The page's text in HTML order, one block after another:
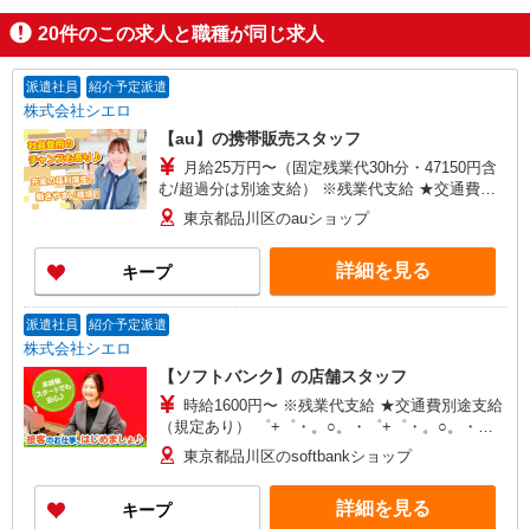
20件のこの求人と職種が同じ求人
派遣社員 紹介予定派遣
株式会社シエロ
【au】の携帯販売スタッフ
月給25万円〜（固定残業代30h分・47150円含
む/超過分は別途支給） ※残業代支給 ★交通費別
途支給（規定あり） ゜+゜・。○。・゜+゜・。
○。・゜+゜ 入社祝い金10万円支給(規定有) お友達
を紹介頂くと, インセンティブ支給(規定有) ゜・。
○。・゜+゜・。○。・゜+゜
東京都品川区のauショップ
キープ 詳細を見る
派遣社員 紹介予定派遣
株式会社シエロ
【ソフトバンク】の店舗スタッフ
時給1600円〜 ※残業代支給 ★交通費別途支給
（規定あり） ゜+゜・。○。・゜+゜・。○。・゜
+゜ 入社祝い金10万円支給(規定有) お友達を紹介
頂くと, インセンティブ支給(規定有) ★月2回払
い・週払い可能（規程有）★ ゜・。○。・゜
+゜・。○。・゜+゜
東京都品川区のsoftbankショップ
キープ 詳細を見る